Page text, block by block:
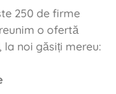
250 de firme
o ofertă
noi găsiți mereu: